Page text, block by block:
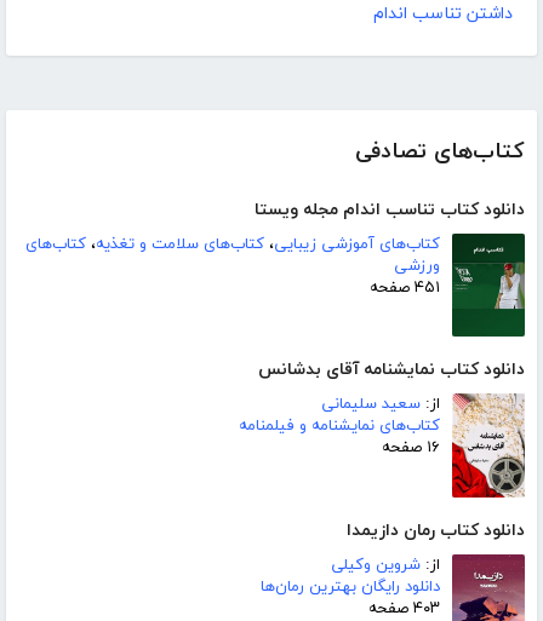
کتاب‌های تصادفی
دانلود کتاب تناسب اندام مجله ویستا
کتاب‌های آموزشی زیبایی، کتاب‌های سلامت و تغذیه، کتاب‌های
ورزشی
۴۵۱ صفحه
دانلود کتاب نمایشنامه آقای بدشانس
از: سعید سلیمانی
کتاب‌های نمایشنامه و فیلمنامه
۱۶ صفحه
دانلود کتاب رمان دازیمدا
از: شروین وکیلی
دانلود رایگان بهترین رمان‌ها
۴۰۳ صفحه
داشتن تناسب اندام